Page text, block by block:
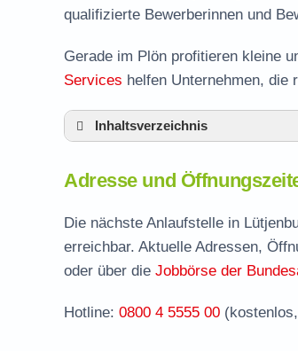
qualifizierte Bewerberinnen und
Gerade im Plön profitieren kleine
Services helfen Unternehmen, die
Inhaltsverzeichnis
Leistungen der
Termin vereinbaren und
Jobcenter Plön –
Stellenangebote und
Häufige Fragen rund ums
Adresse und
Die nächste Anlaufstelle in
erreichbar. Aktuelle Adressen,
oder über die Jobbörse der
Hotline: 0800 4 5555 00